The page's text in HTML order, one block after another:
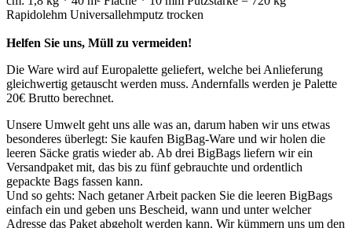
Rapidolehm Universallehmputz trocken
Helfen Sie uns, Müll zu vermeiden!
Die Ware wird auf Europalette geliefert, welche bei Anlieferung
gleichwertig getauscht werden muss. Andernfalls werden je Palette
20€ Brutto berechnet.
Unsere Umwelt geht uns alle was an, darum haben wir uns etwas
besonderes überlegt: Sie kaufen BigBag-Ware und wir holen die
leeren Säcke gratis wieder ab. Ab drei BigBags liefern wir ein
Versandpaket mit, das bis zu fünf gebrauchte und ordentlich
gepackte Bags fassen kann.
Und so gehts: Nach getaner Arbeit packen Sie die leeren BigBags
einfach ein und geben uns Bescheid, wann und unter welcher
Adresse das Paket abgeholt werden kann. Wir kümmern uns um den